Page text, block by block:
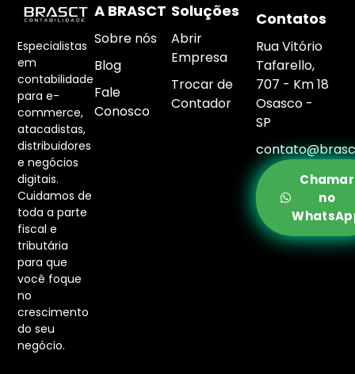
Especialistas
em
contabilidade
para e-
commerce,
atacadistas,
distribuidores
e negócios
digitais.
Cuidamos de
toda a parte
fiscal e
tributária
para que
você foque
no
crescimento
do seu
negócio.
A BRASCT
Sobre nós
Blog
Fale
Conosco
Soluções
Abrir
Empresa
Trocar de
Contador
Contatos
Rua Vitório
Tafarello,
707 - Km 18
Osasco -
SP
Chamar
no